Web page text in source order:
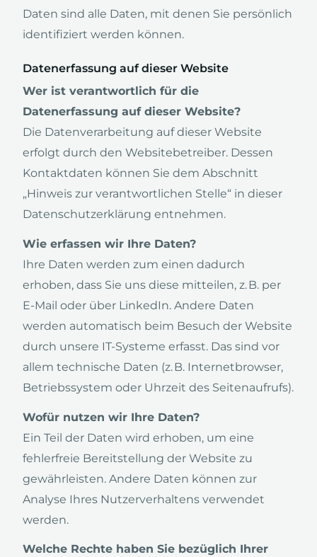
Daten sind alle Daten, mit denen Sie persönlich
identifiziert werden können.
Datenerfassung auf dieser Website
Wer ist verantwortlich für die
Datenerfassung auf dieser Website?
Die Datenverarbeitung auf dieser Website
erfolgt durch den Websitebetreiber. Dessen
Kontaktdaten können Sie dem Abschnitt
„Hinweis zur verantwortlichen Stelle“ in dieser
Datenschutzerklärung entnehmen.
Wie erfassen wir Ihre Daten?
Ihre Daten werden zum einen dadurch
erhoben, dass Sie uns diese mitteilen, z. B. per
E-Mail oder über LinkedIn. Andere Daten
werden automatisch beim Besuch der Website
durch unsere IT-Systeme erfasst. Das sind vor
allem technische Daten (z. B. Internetbrowser,
Betriebssystem oder Uhrzeit des Seitenaufrufs).
Wofür nutzen wir Ihre Daten?
Ein Teil der Daten wird erhoben, um eine
fehlerfreie Bereitstellung der Website zu
gewährleisten. Andere Daten können zur
Analyse Ihres Nutzerverhaltens verwendet
werden.
Welche Rechte haben Sie bezüglich Ihrer